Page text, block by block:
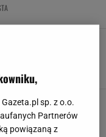
Jak naprawdę
klasyk?
temu w święta
ekspresowo
sp. z o.o.
Partnerów
powiązaną z